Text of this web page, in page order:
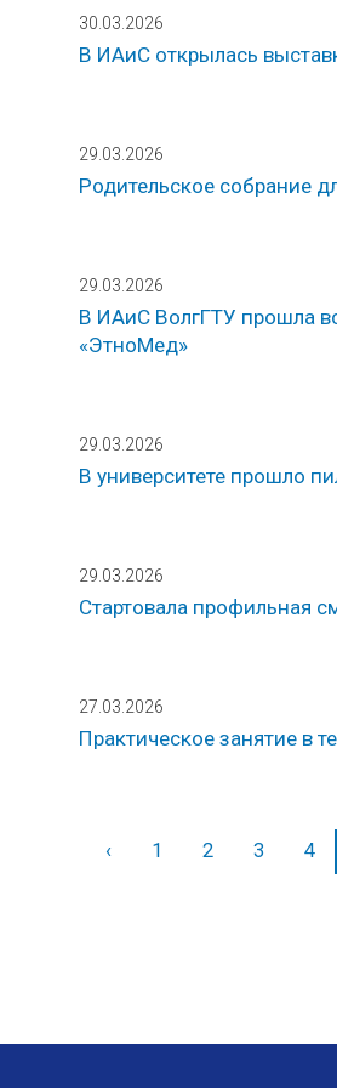
30.03.2026
В ИАиС открылась
29.03.2026
Родительское собрание
29.03.2026
В ИАиС ВолгГТУ прошла
«ЭтноМед»
29.03.2026
В университете прошло
29.03.2026
Стартовала профильная
27.03.2026
Практическое занятие в
‹Назад
1 2 3 4